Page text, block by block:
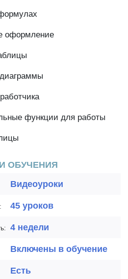
оформление
функции для работы
ОБУЧЕНИЯ
Видеоуроки
45 уроков
4 недели
Включены в обучение
Есть